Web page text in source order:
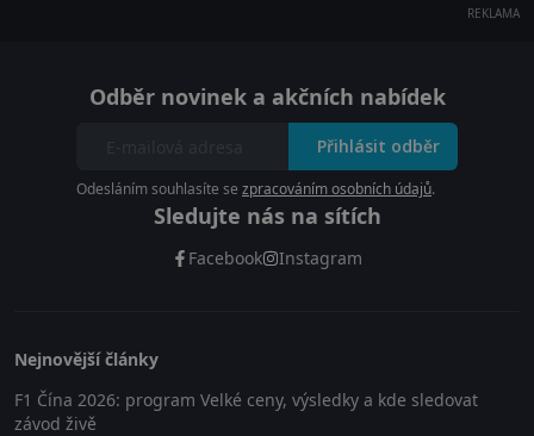
REKLAMA
Odběr novinek a akčních nabídek
Přihlásit odběr
Odesláním souhlasíte se zpracováním osobních údajů.
Sledujte nás na sítích
Facebook Instagram
Nejnovější články
F1 Čína 2026: program Velké ceny, výsledky a kde sledovat
závod živě